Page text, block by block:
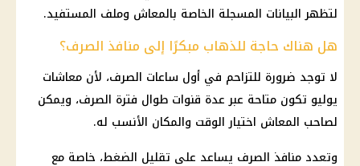
لتظهر البيانات المسجلة الخاصة بالمعاش وملف المستفيد.
هل هناك حاجة للذهاب مبكرًا إلى منافذ الصرف؟
لا توجد ضرورة للتزاحم في أول ساعات الصرف، لأن معاشات
يوليو تكون متاحة عبر عدة قنوات طوال فترة الصرف، ويمكن
لصاحب المعاش اختيار الوقت والمكان الأنسب له.
وتعدد منافذ الصرف يساعد على تقليل الضغط، خاصة مع